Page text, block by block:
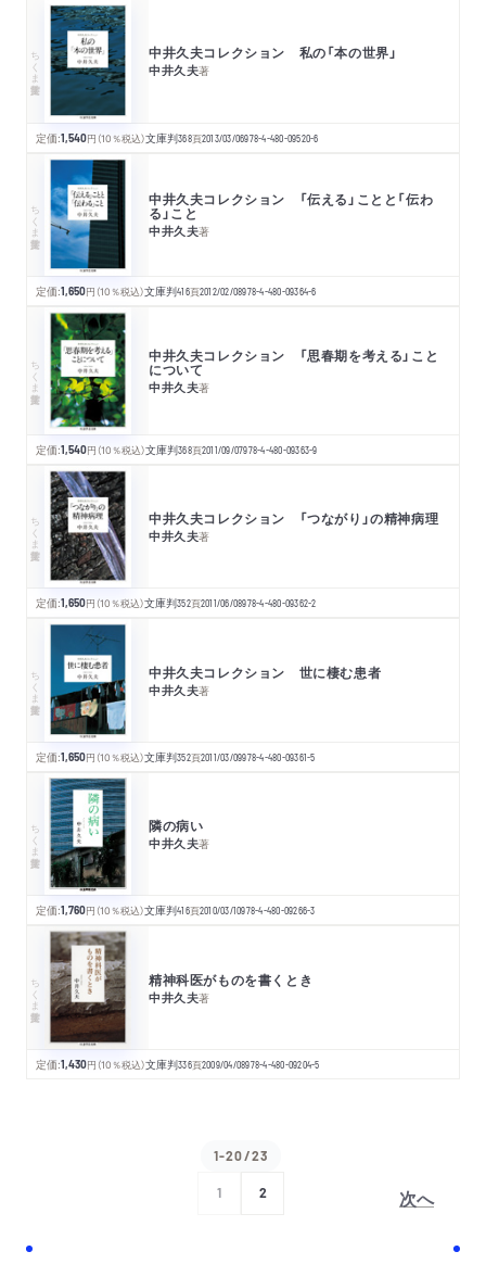
ちくま学芸文庫 中井久夫コレクション 私の「本の世界」
中井久夫著
定価:1,540円 （10％税込）文庫判368頁2013/03/06978-4-480-09520-6
ちくま学芸文庫 中井久夫コレクション 「伝える」ことと「伝わ
る」こと
中井久夫著
定価:1,650円 （10％税込）文庫判416頁2012/02/08978-4-480-09364-6
ちくま学芸文庫 中井久夫コレクション 「思春期を考える」こと
について
中井久夫著
定価:1,540円 （10％税込）文庫判368頁2011/09/07978-4-480-09363-9
ちくま学芸文庫 中井久夫コレクション 「つながり」の精神病理
中井久夫著
定価:1,650円 （10％税込）文庫判352頁2011/06/08978-4-480-09362-2
ちくま学芸文庫 中井久夫コレクション 世に棲む患者
中井久夫著
定価:1,650円 （10％税込）文庫判352頁2011/03/09978-4-480-09361-5
ちくま学芸文庫 隣の病い
中井久夫著
定価:1,760円 （10％税込）文庫判416頁2010/03/10978-4-480-09266-3
ちくま学芸文庫 精神科医がものを書くとき
中井久夫著
定価:1,430円 （10％税込）文庫判336頁2009/04/08978-4-480-09204-5
1-20/23
1 2 次へ